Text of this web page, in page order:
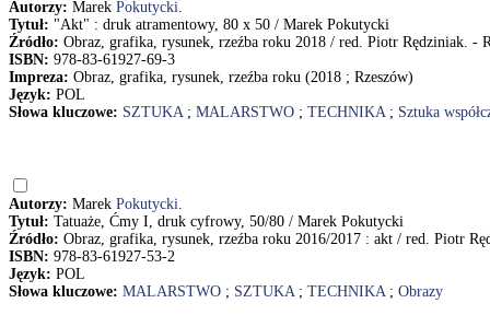
Autorzy: Marek Pokutycki.
Tytuł: "Akt" : druk atramentowy, 80 x 50 / Marek Pokutycki
Źródło: Obraz, grafika, rysunek, rzeźba roku 2018 / red. Piotr Rędziniak. -
ISBN: 978-83-61927-69-3
Impreza: Obraz, grafika, rysunek, rzeźba roku (2018 ; Rzeszów)
Język: POL
Słowa kluczowe: SZTUKA; MALARSTWO ; TECHNIKA; Sztuka
Autorzy: Marek Pokutycki.
Tytuł: Tatuaże, Ćmy I, druk cyfrowy, 50/80 / Marek Pokutycki
Źródło: Obraz, grafika, rysunek, rzeźba roku 2016/2017 : akt / red. Piotr
ISBN: 978-83-61927-53-2
Język: POL
Słowa kluczowe: MALARSTWO ; SZTUKA; TECHNIKA; Obrazy